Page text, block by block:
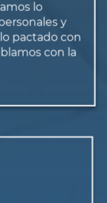
lo
y
pactado con
con la